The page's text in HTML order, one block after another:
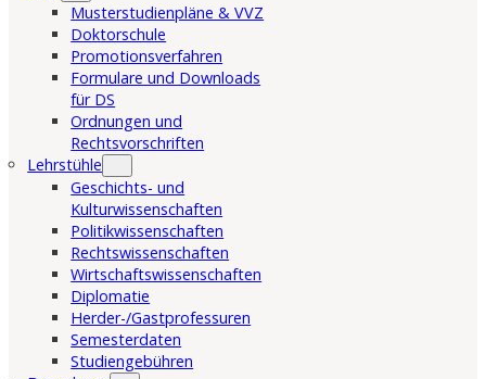
Musterstudienpläne & VVZ
Doktorschule
Promotionsverfahren
Formulare und Downloads
für DS
Ordnungen und
Rechtsvorschriften
Lehrstühle
Geschichts- und
Kulturwissenschaften
Politikwissenschaften
Rechtswissenschaften
Wirtschaftswissenschaften
Diplomatie
Herder-/Gastprofessuren
Semesterdaten
Studiengebühren